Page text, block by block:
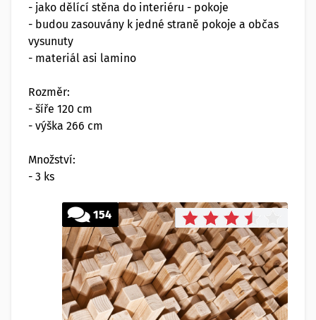
- jako dělící stěna do interiéru - pokoje
- budou zasouvány k jedné straně pokoje a občas
vysunuty
- materiál asi lamino
Rozměr:
- šíře 120 cm
- výška 266 cm
Množství:
- 3 ks
154